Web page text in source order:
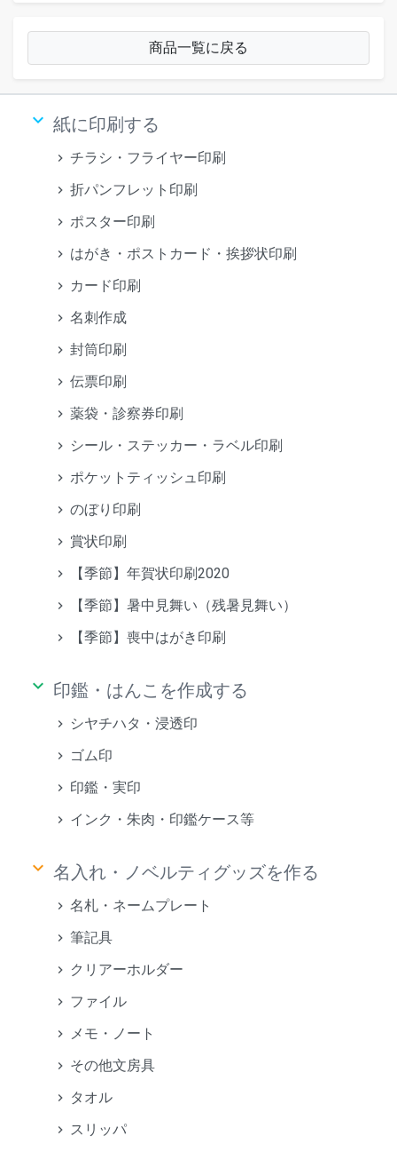
商品一覧に戻る
keyboard_arrow_down 紙に印刷する
チラシ・フライヤー印刷
折パンフレット印刷
ポスター印刷
はがき・ポストカード・挨拶状印刷
カード印刷
名刺作成
封筒印刷
伝票印刷
薬袋・診察券印刷
シール・ステッカー・ラベル印刷
ポケットティッシュ印刷
のぼり印刷
賞状印刷
【季節】年賀状印刷2020
【季節】暑中見舞い（残暑見舞い）
【季節】喪中はがき印刷
keyboard_arrow_down 印鑑・はんこを作成する
シヤチハタ・浸透印
ゴム印
印鑑・実印
インク・朱肉・印鑑ケース等
keyboard_arrow_down 名入れ・ノベルティグッズを作る
名札・ネームプレート
筆記具
クリアーホルダー
ファイル
メモ・ノート
その他文房具
タオル
スリッパ